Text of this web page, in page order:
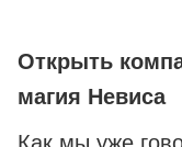
Открыть
магия Невиса